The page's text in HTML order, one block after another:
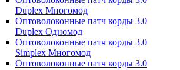
Duplex Многомод
Оптоволоконные патч корды 3.0
Duplex Одномод
Оптоволоконные патч корды 3.0
Simplex Многомод
Оптоволоконные патч корды 3.0